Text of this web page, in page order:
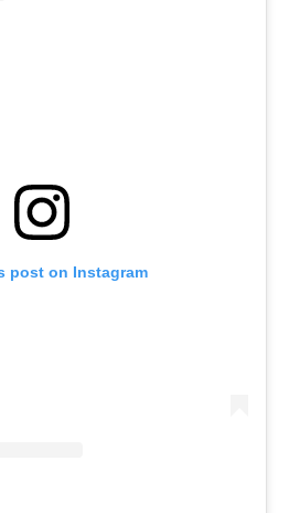
post on Instagram